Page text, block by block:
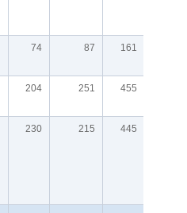
74 87 161
204 251 455
230 215 445